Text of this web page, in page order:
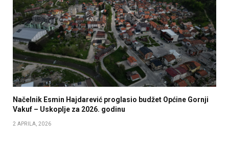
Načelnik Esmin Hajdarević proglasio budžet Općine Gornji
Vakuf – Uskoplje za 2026. godinu
2 APRILA, 2026